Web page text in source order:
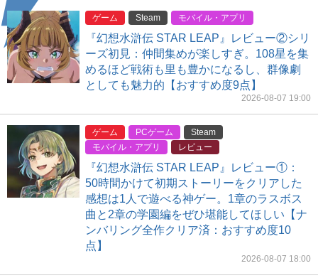
ゲーム Steam モバイル・アプリ
『幻想水滸伝 STAR LEAP』レビュー②シリ
ーズ初見：仲間集めが楽しすぎ。108星を集
めるほど戦術も里も豊かになるし、群像劇
としても魅力的【おすすめ度9点】
2026-08-07 19:00
ゲーム PCゲーム
Steam
モバイル・アプリ
レビュー
『幻想水滸伝 STAR LEAP』レビュー①：
50時間かけて初期ストーリーをクリアした
感想は1人で遊べる神ゲー。1章のラスボス
曲と2章の学園編をぜひ堪能してほしい【ナ
ンバリング全作クリア済：おすすめ度10
点】
2026-08-07 18:00